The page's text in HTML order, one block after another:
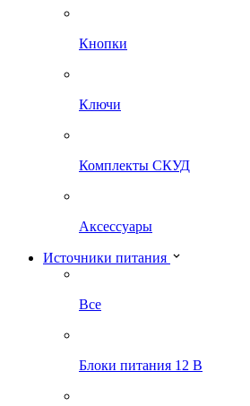
Кнопки
Ключи
Комплекты СКУД
Аксессуары
Источники питания
Все
Блоки питания 12 В